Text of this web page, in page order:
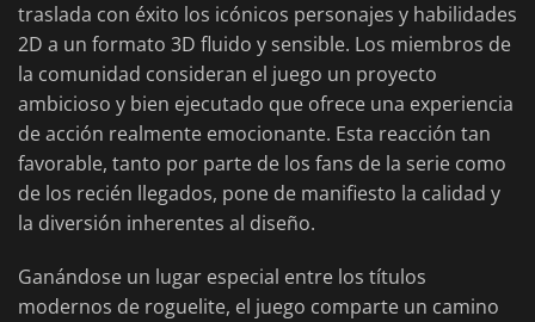
traslada con éxito los icónicos personajes y habilidades
2D a un formato 3D fluido y sensible. Los miembros de
la comunidad consideran el juego un proyecto
ambicioso y bien ejecutado que ofrece una experiencia
de acción realmente emocionante. Esta reacción tan
favorable, tanto por parte de los fans de la serie como
de los recién llegados, pone de manifiesto la calidad y
la diversión inherentes al diseño.
Ganándose un lugar especial entre los títulos
modernos de roguelite, el juego comparte un camino